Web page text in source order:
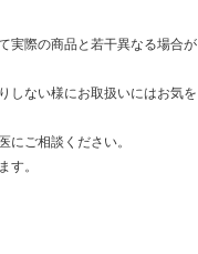
実際の商品と若干異なる場合が
しない様にお取扱いにはお気を
にご相談ください。
す。